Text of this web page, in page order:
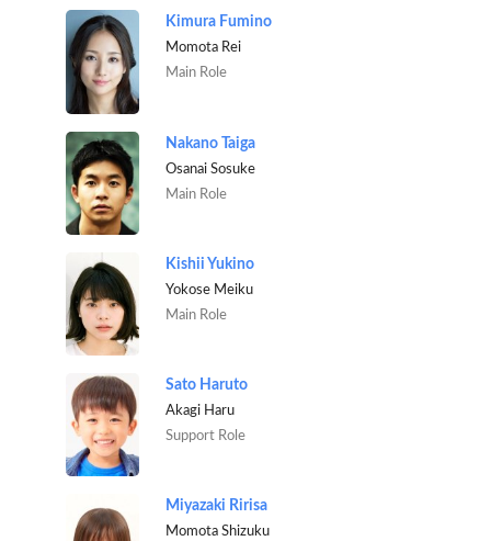
Kimura Fumino
Momota Rei
Main Role
Nakano Taiga
Osanai Sosuke
Main Role
Kishii Yukino
Yokose Meiku
Main Role
Sato Haruto
Akagi Haru
Support Role
Miyazaki Ririsa
Momota Shizuku